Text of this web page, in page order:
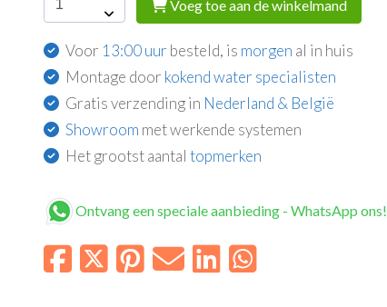
Voeg toe aan de winkelmand
Voor 13:00 uur besteld, is morgen al in huis
Montage door kokend water specialisten
Gratis verzending in Nederland & België
Showroom met werkende systemen
Het grootst aantaltopmerken
Ontvang een speciale aanbieding - WhatsApp ons!